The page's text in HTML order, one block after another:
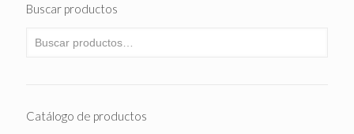
Buscar productos
Catálogo de productos